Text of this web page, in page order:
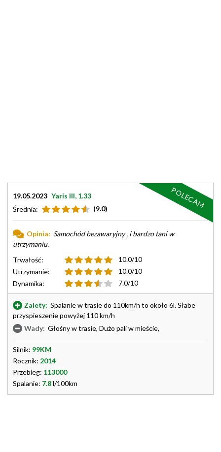
19.05.2023 Yaris III, 1.33
Średnia:
(9.0)
Opinia: Samochód bezawaryjny , i bardzo tani w
utrzymaniu.
Trwałość:
10.0/10
Utrzymanie:
10.0/10
Dynamika:
7.0/10
Zalety: Spalanie w trasie do 110km/h to około 6l. Słabe
przyspieszenie powyżej 110 km/h
Wady: Głośny w trasie, Dużo pali w mieście,
Silnik: 99KM
Rocznik: 2014
Przebieg: 113000
Spalanie: 7.8l/100km
POLECAM